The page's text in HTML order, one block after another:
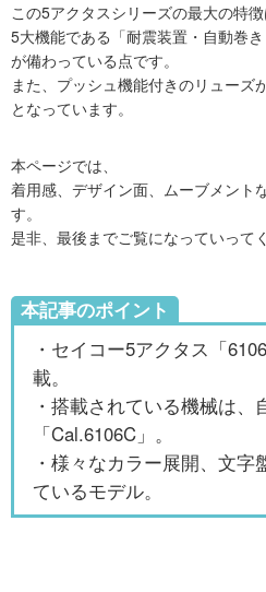
この5アクタスシリーズの最大の特徴
5大機能である「耐震装置・自動巻
が備わっている点です。
また、プッシュ機能付きのリューズ
となっています。
本ページでは、
着用感、デザイン面、ムーブメント
す。
是非、最後までご覧になっていって
本記事のポイント
・セイコー5アクタス「
載。
・搭載されている機械は、
「Cal.6106C」。
・様々なカラー展開、文
ているモデル。